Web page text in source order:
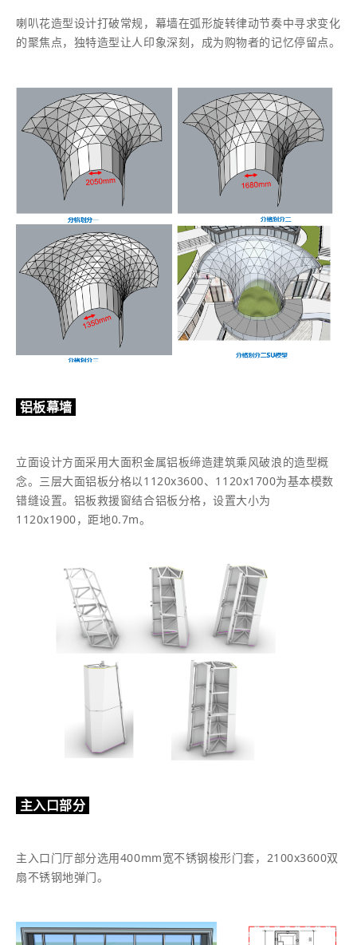
喇叭花造型设计打破常规，幕墙在弧形旋转律动节奏中寻求变化
的聚焦点，独特造型让人印象深刻，成为购物者的记忆停留点。
铝板幕墙
立面设计方面采用大面积金属铝板缔造建筑乘风破浪的造型概
念。三层大面铝板分格以1120x3600、1120x1700为基本模数
错缝设置。铝板救援窗结合铝板分格，设置大小为
1120x1900，距地0.7m。
主入口部分
主入口门厅部分选用400mm宽不锈钢梭形门套，2100x3600双
扇不锈钢地弹门。